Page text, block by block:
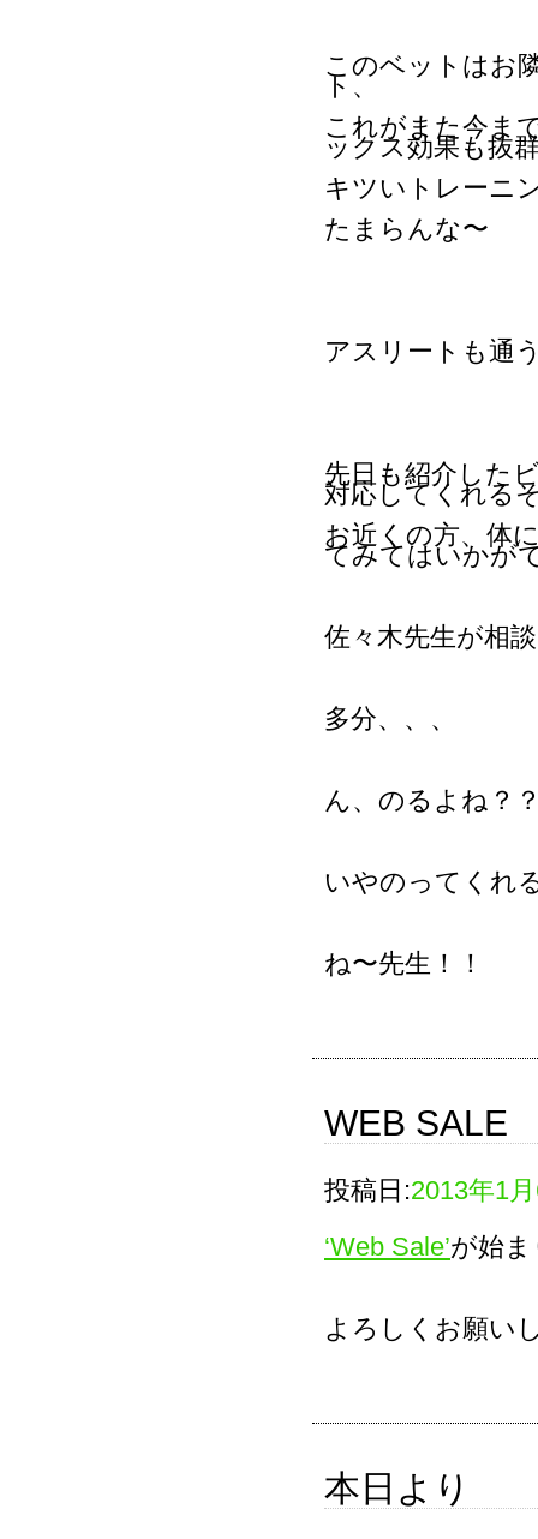
このベットはお
ト、
これがまた今ま
ックス効果も抜
キツいトレーニ
たまらんな〜
アスリートも通
先日も紹介した
対応してくれる
お近くの方、体
てみてはいかが
佐々木先生が相
多分、、、
ん、のるよね？
いやのってくれ
ね〜先生！！
WEB SALE
投稿日:2013年1
‘Web Sale’が始
よろしくお願い
本日より